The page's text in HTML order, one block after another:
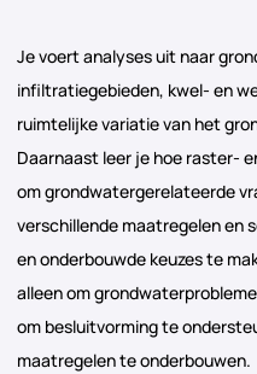
Je voert analyses uit naar
infiltratiegebieden, kwel- en
ruimtelijke variatie van het
Daarnaast leer je hoe raster-
om grondwatergerelateerde
verschillende maatregelen en
en onderbouwde keuzes te
alleen om
om besluitvorming te
maatregelen te onderbouwen.